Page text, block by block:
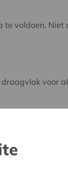
voldoen. Niet
voor